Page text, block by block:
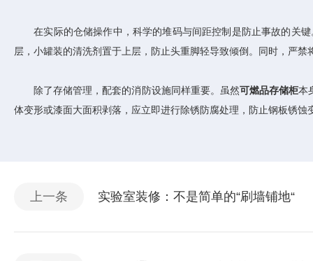
在实际的仓储操作中，科学的堆码与间距控制是防止事故的关键
层，小罐装的清洗剂置于上层，防止头重脚轻导致倾倒。同时，严
除了存储管理，配套的消防设施同样重要。虽然可燃品存储柜本
体变形或漆面大面积剥落，应立即进行除锈防腐处理，防止钢板锈
上一条 实验室装修：不是简单的“刷墙铺地“